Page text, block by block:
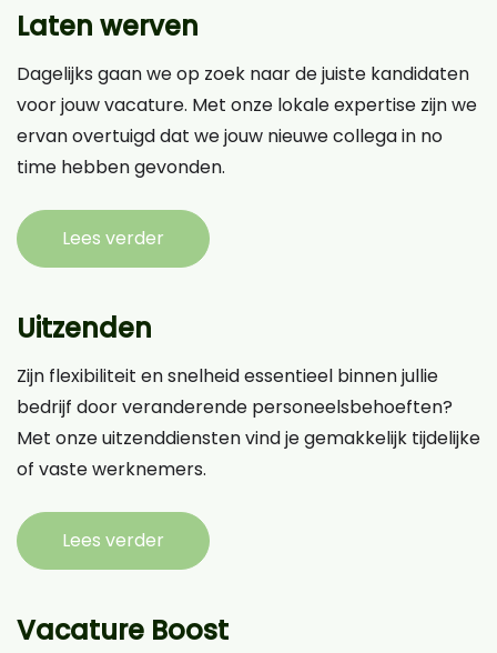
Laten werven
Dagelijks gaan we op zoek naar de juiste kandidaten
voor jouw vacature. Met onze lokale expertise zijn we
ervan overtuigd dat we jouw nieuwe collega in no
time hebben gevonden.
Lees verder
Uitzenden
Zijn flexibiliteit en snelheid essentieel binnen jullie
bedrijf door veranderende personeelsbehoeften?
Met onze uitzenddiensten vind je gemakkelijk tijdelijke
of vaste werknemers.
Lees verder
Vacature Boost